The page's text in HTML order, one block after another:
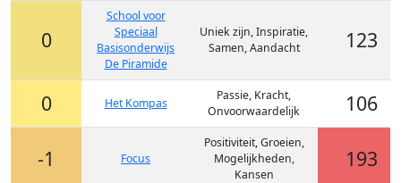
0
School voor
Speciaal
Basisonderwijs
De Piramide
Uniek zijn, Inspiratie,
Samen, Aandacht
123
0 Het Kompas
Passie, Kracht,
Onvoorwaardelijk
106
-1 Focus
Positiviteit, Groeien,
Mogelijkheden,
Kansen
193